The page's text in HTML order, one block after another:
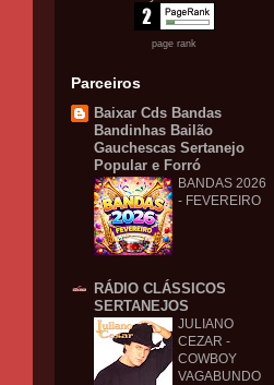
page rank
Parceiros
Baixar Cds Bandas
Bandinhas Bailão
Gauchescas Sertanejo
Popular e Forró
BANDAS 2026
- FEVEREIRO
RÁDIO CLÁSSICOS
SERTANEJOS
JULIANO
CEZAR -
COWBOY
VAGABUNDO